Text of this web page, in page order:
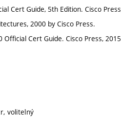
Cert Guide, 5th Edition. Cisco
2000 by Cisco Press.
Official Cert Guide. Cisco Press,
volitelný